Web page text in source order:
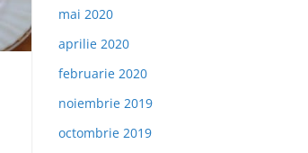
mai 2020
aprilie 2020
februarie 2020
noiembrie 2019
octombrie 2019